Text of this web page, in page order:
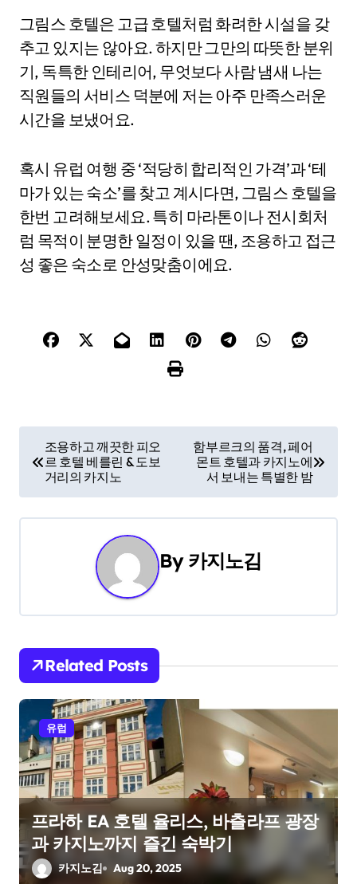
그림스 호텔은 고급 호텔처럼 화려한 시설을 갖
추고 있지는 않아요. 하지만 그만의 따뜻한 분위
기, 독특한 인테리어, 무엇보다 사람 냄새 나는
직원들의 서비스 덕분에 저는 아주 만족스러운
시간을 보냈어요.
혹시 유럽 여행 중 ‘적당히 합리적인 가격’과 ‘테
마가 있는 숙소’를 찾고 계시다면, 그림스 호텔을
한번 고려해보세요. 특히 마라톤이나 전시회처
럼 목적이 분명한 일정이 있을 땐, 조용하고 접근
성 좋은 숙소로 안성맞춤이에요.
s
a
i
g
a
t
i
o
n
조용하고 깨끗한 피오
르 호텔 베를린 & 도보
거리의 카지노
함부르크의 품격, 페어
몬트 호텔과 카지노에
서 보내는 특별한 밤
By 카지노김
Related Posts
유럽
프라하 EA 호텔 율리스, 바츨라프 광장
과 카지노까지 즐긴 숙박기
카지노김 Aug 20, 2025